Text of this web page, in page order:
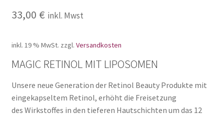
Kontakt
33,00 € inkl. Mwst
inkl. 19 % MwSt. zzgl. Versandkosten
MAGIC RETINOL MIT LIPOSOMEN
Unsere neue Generation der Retinol Beauty Produkte mit
eingekapseltem Retinol, erhöht die Freisetzung
des Wirkstoffes in den tieferen Hautschichten um das 12